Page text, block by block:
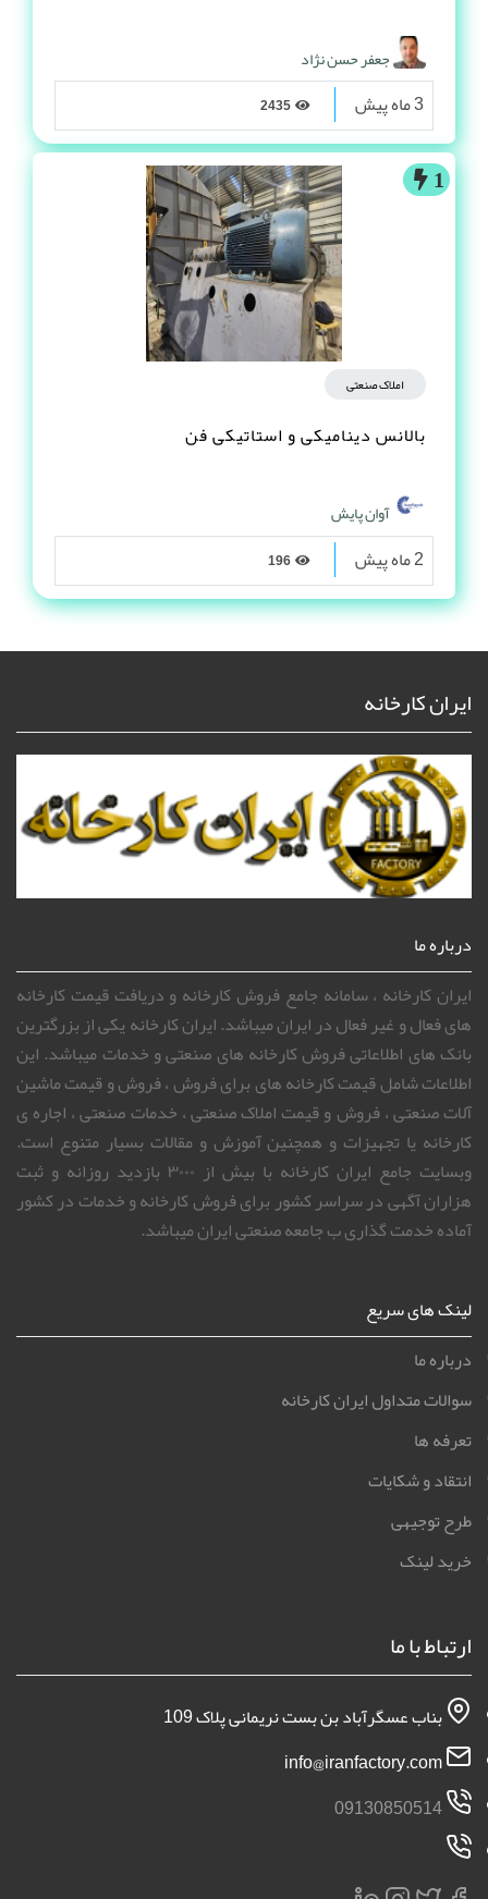
جعفر حسن نژاد
3 ماه پیش
1
املاک صنعتی
بالانس دینامیکی و استاتیکی فن
آوان پایش
2 ماه پیش
ایران کارخانه
درباره ما
ایران کارخانه ، سامانه جامع فروش کارخانه و دریافت قیمت کارخانه
های فعال و غیر فعال در ایران میباشد. ایران کارخانه یکی از بزرگترین
بانک های اطلاعاتی فروش کارخانه های صنعتی و خدمات میباشد. این
اطلاعات شامل قیمت کارخانه های برای فروش ، فروش و قیمت ماشین
آلات صنعتی ، فروش و قیمت املاک صنعتی ، خدمات صنعتی ، اجاره ی
کارخانه یا تجهیزات و همچنین آموزش و مقالات بسیار متنوع است.
وبسایت جامع ایران کارخانه با بیش از ۳۰۰۰ بازدید روزانه و ثبت
هزاران آگهی در سراسر کشور برای فروش کارخانه و خدمات در کشور
آماده خدمت گذاری ب جامعه صنعتی ایران میباشد.
لینک های سریع
درباره ما
سوالات متداول ایران کارخانه
تعرفه ها
انتقاد و شکایات
طرح توجیهی
خرید لینک
ارتباط با ما
بناب عسگرآباد بن بست نریمانی پلاک 109
09130850514